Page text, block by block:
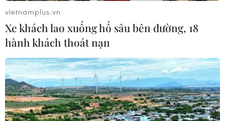
vietnamplus.vn
Xe khách lao xuống hố sâu bên đường, 18
hành khách thoát nạn